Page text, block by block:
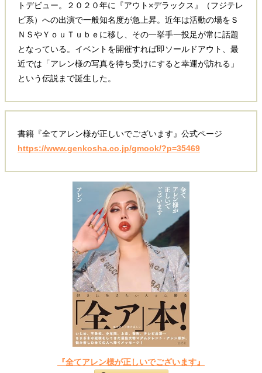
トデビュー。２０２０年に『アウト×デラックス』（フジテレ
ビ系）への出演で一般知名度が急上昇。近年は活動の場をＳ
ＮＳやＹｏｕＴｕｂｅに移し、その一挙手一投足が常に話題
となっている。イベントを開催すれば即ソールドアウト、最
近では「アレン様の写真を待ち受けにすると幸運が訪れる」
という伝説まで誕生した。
書籍『全てアレン様が正しいでございます』公式ページ
https://www.genkosha.co.jp/gmook/?p=35469
『全てアレン様が正しいでございます』